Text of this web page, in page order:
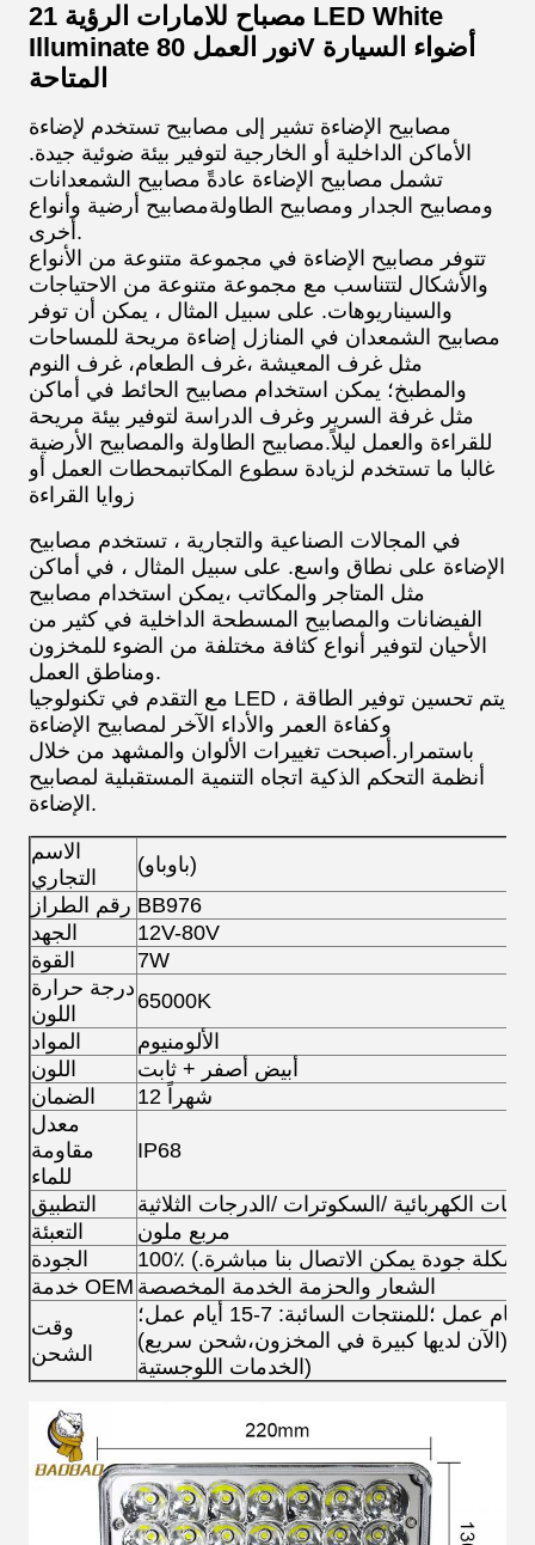
21 مصباح للامارات الرؤية LED White
Illuminate نور العمل 80V أضواء السيارة
المتاحة
مصابيح الإضاءة تشير إلى مصابيح تستخدم لإضاءة
الأماكن الداخلية أو الخارجية لتوفير بيئة ضوئية جيدة.
تشمل مصابيح الإضاءة عادةً مصابيح الشمعدانات
ومصابيح الجدار ومصابيح الطاولةمصابيح أرضية وأنواع
أخرى.
تتوفر مصابيح الإضاءة في مجموعة متنوعة من الأنواع
والأشكال لتتناسب مع مجموعة متنوعة من الاحتياجات
والسيناريوهات. على سبيل المثال ، يمكن أن توفر
مصابيح الشمعدان في المنازل إضاءة مريحة للمساحات
مثل غرف المعيشة ،غرف الطعام، غرف النوم
والمطبخ؛ يمكن استخدام مصابيح الحائط في أماكن
مثل غرفة السرير وغرف الدراسة لتوفير بيئة مريحة
للقراءة والعمل ليلاً.مصابيح الطاولة والمصابيح الأرضية
غالبا ما تستخدم لزيادة سطوع المكاتبمحطات العمل أو
زوايا القراءة
في المجالات الصناعية والتجارية ، تستخدم مصابيح
الإضاءة على نطاق واسع. على سبيل المثال ، في أماكن
مثل المتاجر والمكاتب ،يمكن استخدام مصابيح
الفيضانات والمصابيح المسطحة الداخلية في كثير من
الأحيان لتوفير أنواع كثافة مختلفة من الضوء للمخزون
ومناطق العمل.
مع التقدم في تكنولوجيا LED ، يتم تحسين توفير الطاقة
وكفاءة العمر والأداء الآخر لمصابيح الإضاءة
باستمرار.أصبحت تغييرات الألوان والمشهد من خلال
أنظمة التحكم الذكية اتجاه التنمية المستقبلية لمصابيح
الإضاءة.
الاسم
التجاري
(باوباو)
رقم الطراز BB976
الجهد
12V-80V
القوة
7W
درجة حرارة
اللون
65000K
المواد
الألومنيوم
اللون
أبيض أصفر + ثابت
الضمان
12 شهراً
معدل
مقاومة
للماء
IP68
التطبيق
الكهربائية /السكوترات /الدرجات الثلاثية
التعبئة
مربع ملون
الجودة
مشكلة جودة يمكن الاتصال بنا مباشرة.)
خدمة OEM الشعار والحزمة الخدمة المخصصة
وقت
الشحن
بالنسبة للطلبات الصغيرة: 3-6 أيام عمل ؛للمنتجات السائبة: 7-15 أيام عمل؛
الخدمات اللوجستية)